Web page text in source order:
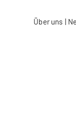
Über uns |